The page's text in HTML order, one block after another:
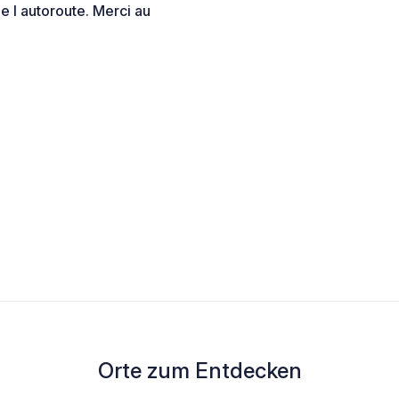
l autoroute. Merci au
Orte zum Entdecken